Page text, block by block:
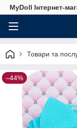
MyDoll Інтернет-
Товари та
–44%